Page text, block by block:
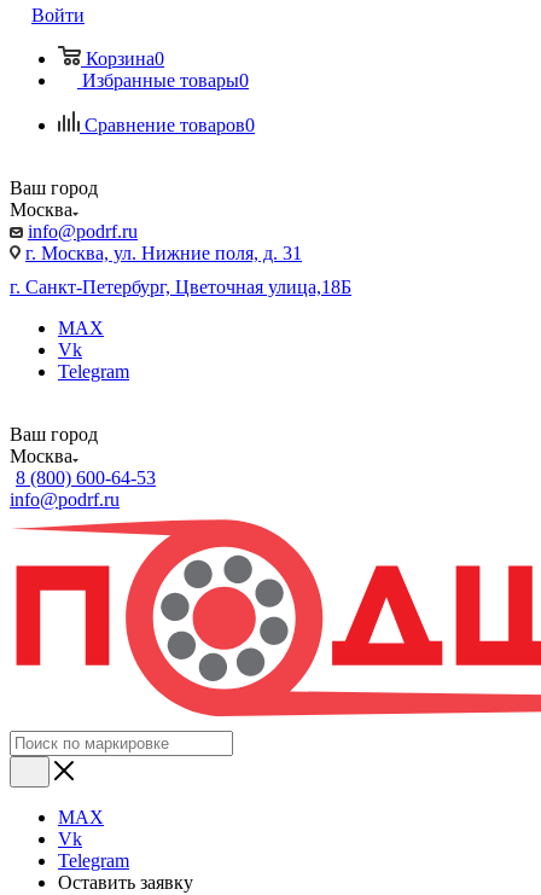
Войти
Корзина0
Избранные товары0
Сравнение товаров0
Ваш город
Москва
info@podrf.ru
г. Москва, ул. Нижние поля, д. 31
г. Санкт-Петербург, Цветочная улица,18Б
MAX
Vk
Telegram
Ваш город
Москва
8 (800) 600-64-53
info@podrf.ru
MAX
Vk
Telegram
Оставить заявку